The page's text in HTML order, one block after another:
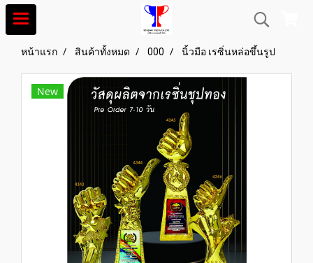
หน้าแรก สินค้าทั้งหมด 000 นิ้วมือ เรซิ่นหล่อขึ้นรูป
New